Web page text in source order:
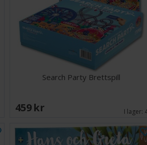
Search Party Brettspill
459 SEK I lager: